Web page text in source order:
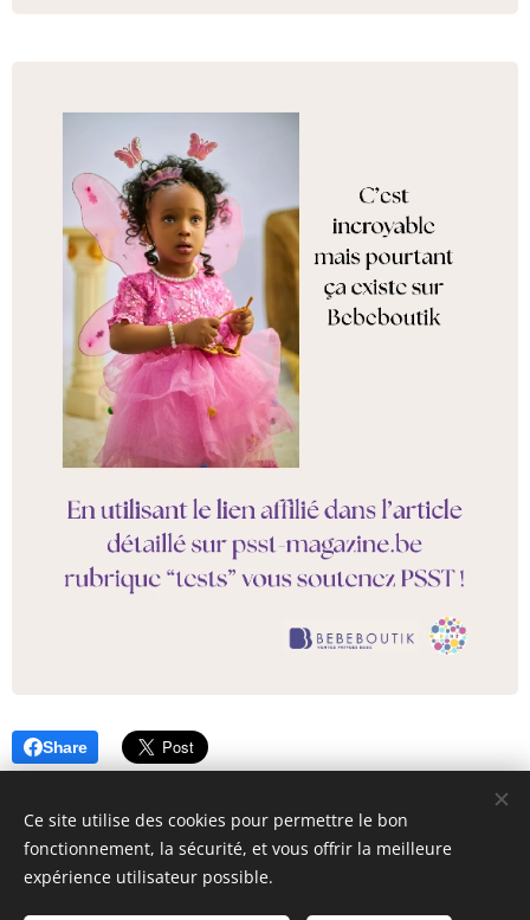
Share
Ce site utilise des cookies pour permettre le bon
fonctionnement, la sécurité, et vous offrir la meilleure
expérience utilisateur possible.